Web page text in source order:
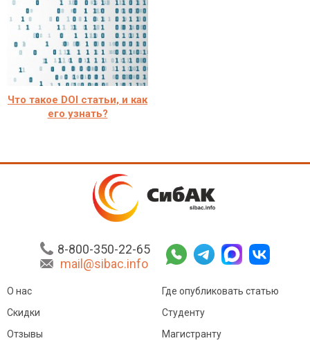
Что такое DOI статьи, и как
его узнать?
8-800-350-22-65
mail@sibac.info
О нас
Скидки
Отзывы
Где опубликовать статью
Студенту
Магистранту